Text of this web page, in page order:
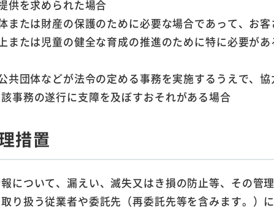
供を求められた場合
または財産の保護のために必要な場合であって、お
または児童の健全な育成の推進のために特に必要が
共団体などが法令の定める事務を実施するうえで、
事務の遂行に支障を及ぼすおそれがある場合
措置
について、漏えい、滅失又はき損の防止等、その管
り扱う従業者や委託先（再委託先等を含みます。）